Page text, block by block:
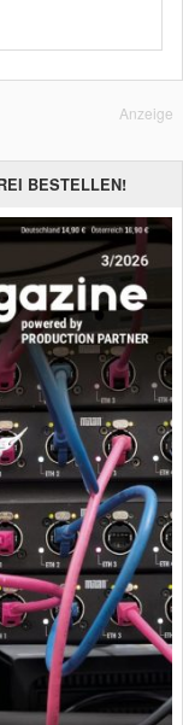
Anzeige
BESTELLEN!